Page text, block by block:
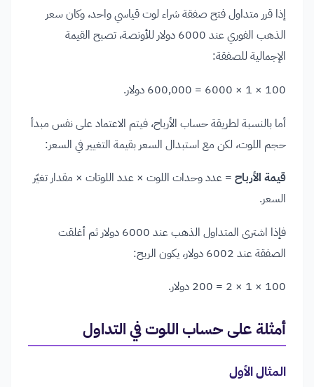
إذا قرر متداول فتح صفقة شراء لوت قياسي واحد، وكان سعر
الذهب الفوري عند 6000 دولار للأونصة، تصبح القيمة
الإجمالية للصفقة:
100 × 1 × 6000 = 600,000 دولار.
أما بالنسبة لطريقة حساب الأرباح، فيتم الاعتماد على نفس مبدأ
حجم اللوت، لكن مع استبدال السعر بقيمة التغيير في السعر:
قيمة الأرباح = عدد وحدات اللوت × عدد اللوتات × مقدار تغيّر
السعر.
فإذا اشترى المتداول الذهب عند 6000 دولار ثم أغلقت
الصفقة عند 6002 دولار، يكون الربح:
100 × 1 × 2 = 200 دولار.
أمثلة على حساب اللوت في التداول
المثال الأول